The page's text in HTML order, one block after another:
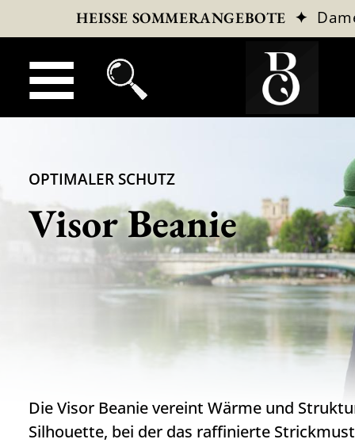
HEISSE SOMMERANGEBOTE ✦
OPTIMALER SCHUTZ
Visor Beanie
Die Visor Beanie vereint Wärme und
Silhouette, bei der das raffinierte